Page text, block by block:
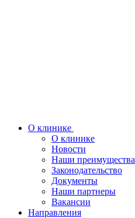
О клинике
О клинике
Новости
Наши преимущества
Законодательство
Документы
Наши партнеры
Вакансии
Направления